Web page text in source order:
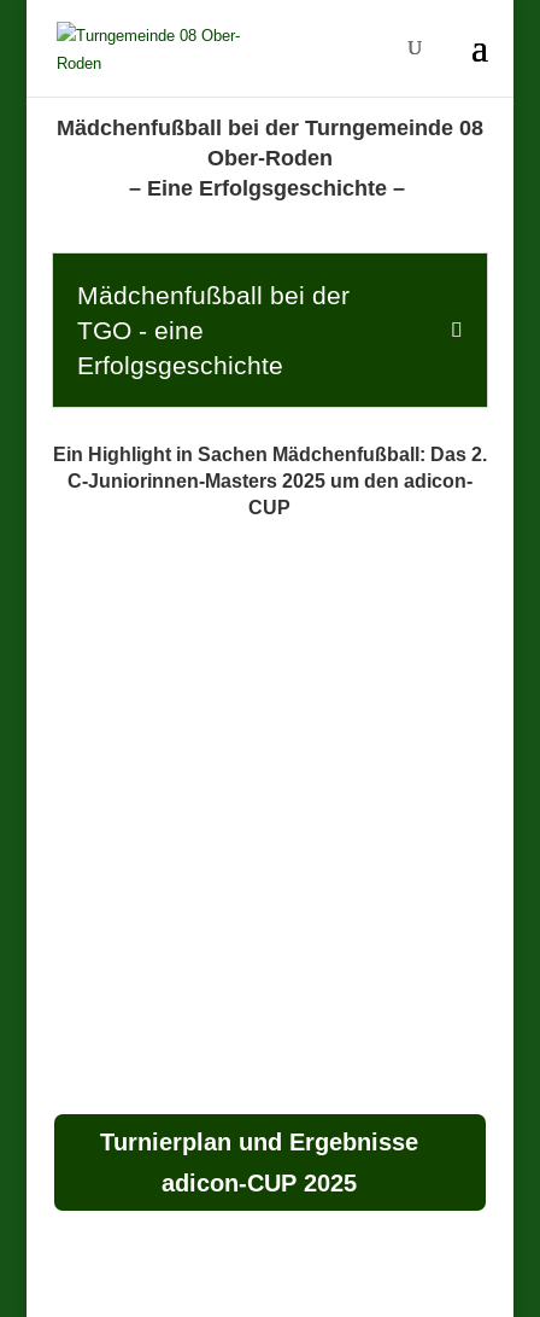
Mädchenfußball bei der Turngemeinde 08
Ober-Roden
– Eine Erfolgsgeschichte –
Mädchenfußball bei der
TGO - eine
Erfolgsgeschichte
Ein Highlight in Sachen Mädchenfußball: Das 2.
C-Juniorinnen-Masters 2025 um den adicon-
CUP
Turnierplan und Ergebnisse
adicon-CUP 2025